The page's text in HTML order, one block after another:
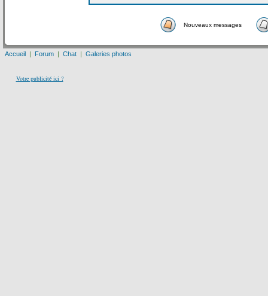
Nouveaux messages
Accueil | Forum | Chat | Galeries photos
Votre publicité ici ?